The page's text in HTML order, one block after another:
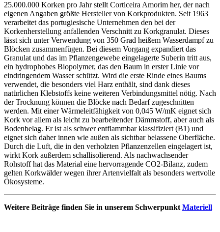
25.000.000 Korken pro Jahr stellt Corticeira Amorim her, der nach
eigenen Angaben größte Hersteller von Korkprodukten. Seit 1963
verarbeitet das portugiesische Unternehmen den bei der
Korkenherstellung anfallenden Verschnitt zu Korkgranulat. Dieses
lässt sich unter Verwendung von 350 Grad heißem Wasserdampf zu
Blöcken zusammenfügen. Bei diesem Vorgang expandiert das
Granulat und das im Pflanzengewebe eingelagerte Suberin tritt aus,
ein hydrophobes Biopolymer, das den Baum in erster Linie vor
eindringendem Wasser schützt. Wird die erste Rinde eines Baums
verwendet, die besonders viel Harz enthält, sind dank dieses
natürlichen Klebstoffs keine weiteren Verbindungsmittel nötig. Nach
der Trocknung können die Blöcke nach Bedarf zugeschnitten
werden. Mit einer Wärmeleitfähigkeit von 0,045 W/mK eignet sich
Kork vor allem als leicht zu bearbeitender Dämmstoff, aber auch als
Bodenbelag. Er ist als schwer entflammbar klassifiziert (B1) und
eignet sich daher innen wie außen als sichtbar belassene Oberfläche.
Durch die Luft, die in den verholzten Pflanzenzellen eingelagert ist,
wirkt Kork außerdem schallisolierend. Als nachwachsender
Rohstoff hat das Material eine hervorragende CO2-Bilanz, zudem
gelten Korkwälder wegen ihrer Artenvielfalt als besonders wertvolle
Ökosysteme.
Weitere Beiträge finden Sie in unserem Schwerpunkt Materiell